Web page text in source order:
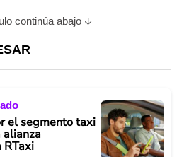
continúa abajo
el segmento taxi
alianza
RTaxi